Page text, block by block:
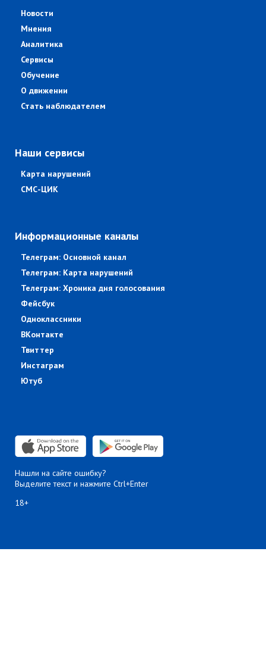
Новости
Мнения
Аналитика
Сервисы
Обучение
О движении
Стать наблюдателем
Наши сервисы
Карта нарушений
СМС-ЦИК
Информационные каналы
Телеграм: Основной канал
Телеграм: Карта нарушений
Телеграм: Хроника дня голосования
Фейсбук
Одноклассники
ВКонтакте
Твиттер
Инстаграм
Ютуб
Нашли на сайте ошибку?
Выделите текст и нажмите Ctrl+Enter
18+